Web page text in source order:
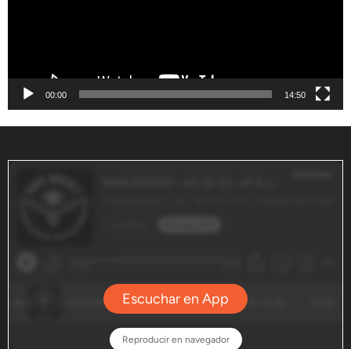
00:00 14:50